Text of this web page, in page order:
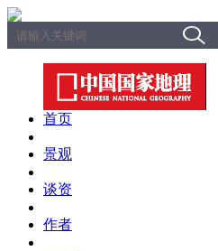
首页
景观
谈资
作者